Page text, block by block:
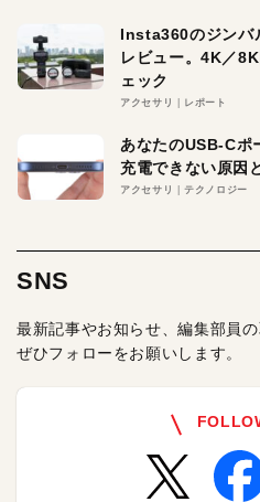
Insta360のジンバ
レビュー。4K／
ェック
アクセサリ レポート
あなたのUSB-Cポ
充電できない原因
アクセサリ テクノロジー
SNS
最新記事やお知らせ、編集部員
ぜひフォローをお願いします。